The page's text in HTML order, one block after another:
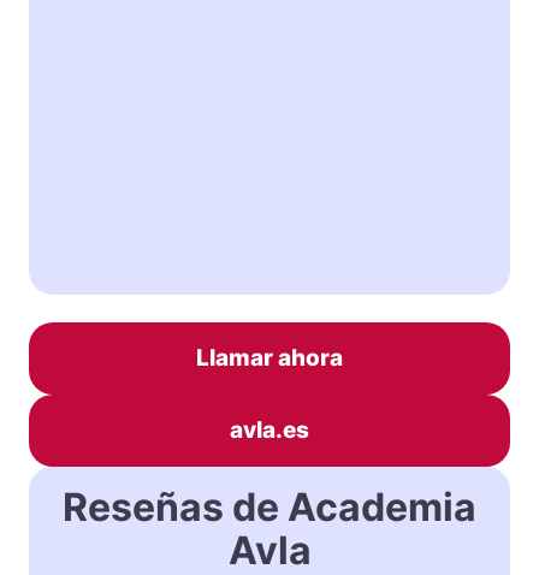
Llamar ahora
avla.es
Reseñas de Academia
Avla